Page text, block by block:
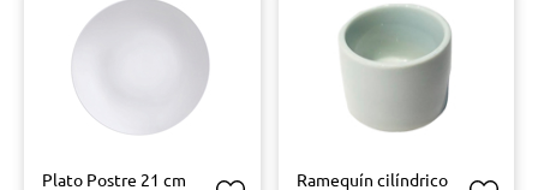
Plato Postre 21 cm
Ramequín cilíndrico